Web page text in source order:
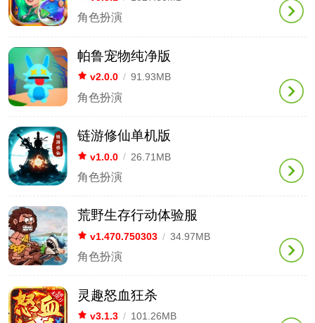
角色扮演
帕鲁宠物纯净版
v2.0.0 / 91.93MB
角色扮演
链游修仙单机版
v1.0.0 / 26.71MB
角色扮演
荒野生存行动体验服
v1.470.750303 / 34.97MB
角色扮演
灵趣怒血狂杀
v3.1.3 / 101.26MB